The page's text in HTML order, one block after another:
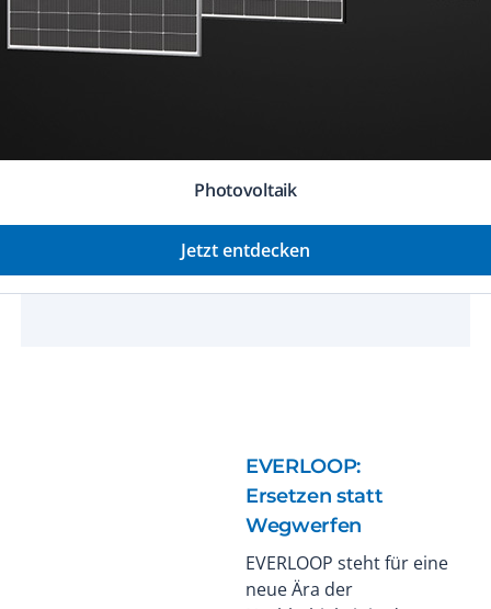
Photovoltaik
Jetzt entdecken
EVERLOOP:
Ersetzen statt
Wegwerfen
EVERLOOP steht für eine
neue Ära der